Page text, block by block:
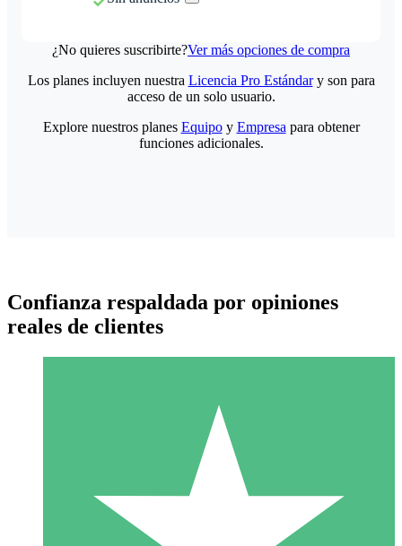
¿No quieres suscribirte?Ver más opciones de compra
Paquetes de Créditos Individuales
Paga según el uso con créditos de descarga. Sin compromiso
Los planes incluyen nuestra Licencia Pro Estándary son para
acceso de un solo usuario.
Explore nuestros planes Equipoy Empresa para obtener
funciones adicionales.
Confianza respaldada por opiniones
reales de clientes